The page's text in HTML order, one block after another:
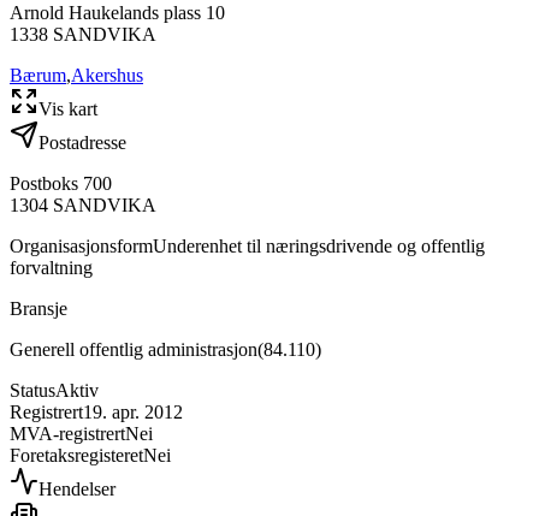
Arnold Haukelands plass 10
1338 SANDVIKA
Bærum,Akershus
Vis kart
Postadresse
Postboks 700
1304 SANDVIKA
OrganisasjonsformUnderenhet til næringsdrivende og offentlig
forvaltning
Bransje
Generell offentlig administrasjon(84.110)
StatusAktiv
Registrert19. apr. 2012
MVA-registrertNei
ForetaksregisteretNei
Hendelser